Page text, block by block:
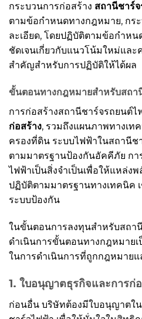
กระบวนการก่อสร้าง สถานีชาร์
ตามข้อกำหนดทางกฎหมาย, กร
ละเอียด, โดยปฏิบัติตามข้อกำหน
ชัดเจนเกี่ยวกับแนวโน้มใหม่และ
สำคัญสำหรับการปฏิบัติให้ได้ผล
ขั้นตอนทางกฎหมายสำหรับสถา
การก่อสร้างสถานีชาร์จรถยนต์ไ
ก่อสร้าง, รวมถึงแผนภาพทางเ
ครองที่ดิน ระบบไฟฟ้าในสถานีช
ตามมาตรฐานป้องกันอัคคีภัย กา
ไฟฟ้าเป็นสิ่งจำเป็นเพื่อให้แหล่ง
ปฏิบัติตามมาตรฐานทางเทคนิค
ระบบป้องกัน
ในขั้นตอนการลงทุนสำหรับสถา
ดำเนินการขั้นตอนทางกฎหมายเ
ในการดำเนินการที่ถูกกฎหมาย
1. ใบอนุญาตธุรกิจและการก่
ก่อนอื่น บริษัทต้องมีใบอนุญาตใ